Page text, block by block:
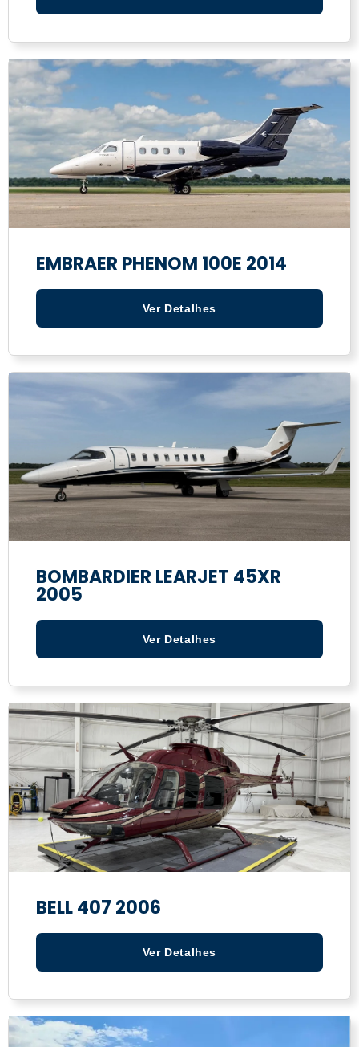
EMBRAER PHENOM 100E 2014
Ver Detalhes
BOMBARDIER LEARJET 45XR
2005
Ver Detalhes
BELL 407 2006
Ver Detalhes